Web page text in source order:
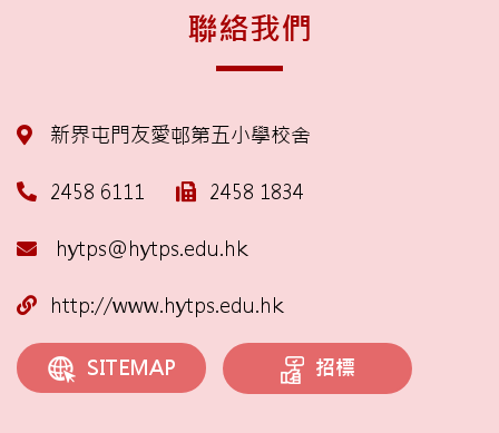
聯絡我們
新界屯門友愛邨第五小學校舍
2458 6111 2458 1834
hytps@hytps.edu.hk
http://www.hytps.edu.hk
SITEMAP 招標